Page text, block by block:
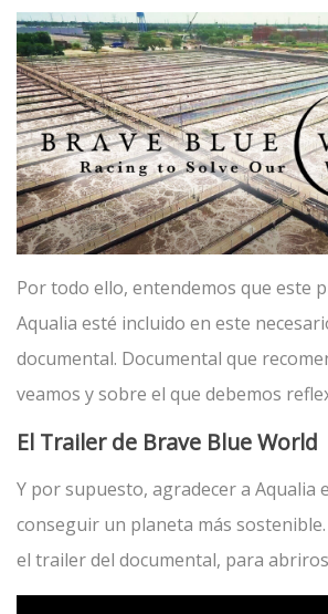
Por todo ello, entendemos que este
Aqualia esté incluido en este
documental. Documental que
veamos y sobre el que debemos
El Trailer de Brave Blue World
Y por supuesto, agradecer a Aqualia
conseguir un planeta más
el trailer del documental, para